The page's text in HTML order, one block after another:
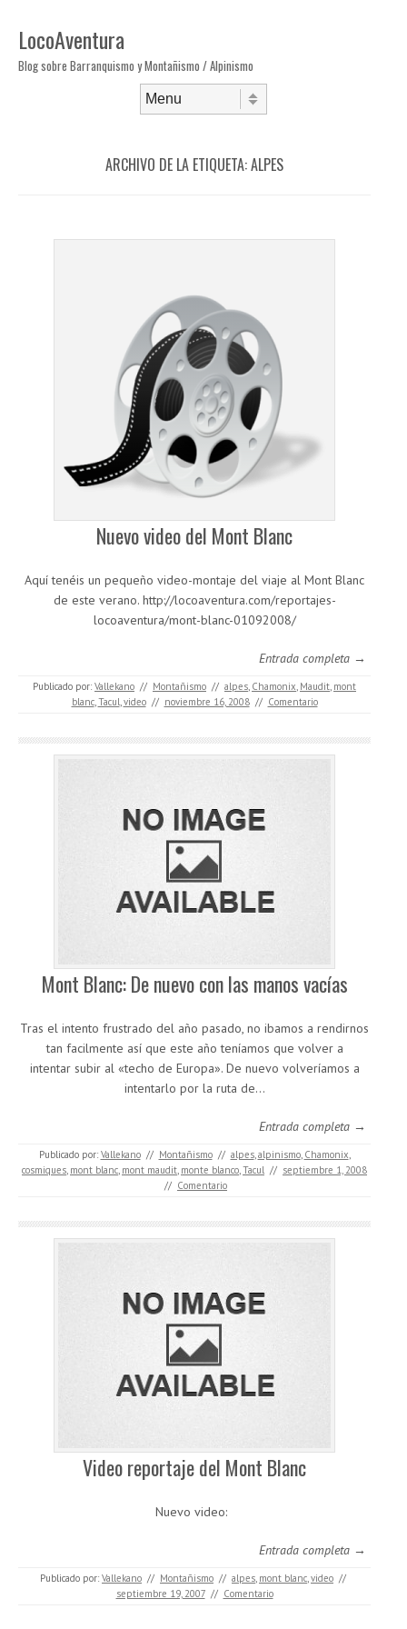
LocoAventura
Blog sobre Barranquismo y Montañismo / Alpinismo
ARCHIVO DE LA ETIQUETA:ALPES
Nuevo video del Mont Blanc
Aquí tenéis un pequeño video-montaje del viaje al Mont Blanc
de este verano. http://locoaventura.com/reportajes-
locoaventura/mont-blanc-01092008/
Entrada completa →
Publicado por: Vallekano // Montañismo // alpes, Chamonix, Maudit, mont
blanc,Tacul,video // noviembre 16, 2008 // Comentario
Mont Blanc: De nuevo con las manos vacías
Tras el intento frustrado del año pasado, no ibamos a rendirnos
tan facilmente así que este año teníamos que volver a
intentar subir al «techo de Europa». De nuevo volveríamos a
intentarlo por la ruta de…
Entrada completa →
Publicado por: Vallekano // Montañismo // alpes,alpinismo, Chamonix,
cosmiques, mont blanc, mont maudit, monte blanco,Tacul // septiembre 1, 2008
// Comentario
Video reportaje del Mont Blanc
Nuevo video:
Entrada completa →
Publicado por: Vallekano // Montañismo // alpes, mont blanc,video //
septiembre 19, 2007 // Comentario